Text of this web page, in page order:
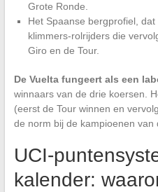
Grote Ronde.
Het Spaanse bergprofiel,
klimmers-rolrijders die
Giro en de Tour.
De Vuelta fungeert als een
winnaars van de drie koersen.
(eerst de Tour winnen en
de norm bij de kampioenen van
UCI-
kalender: